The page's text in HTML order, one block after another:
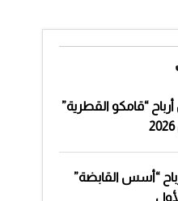
أرباح “قامكو القطرية”
أرباح “أسس القابضة”